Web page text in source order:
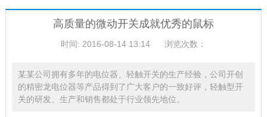
高质量的微动开关成就优秀的鼠标
时间: 2016-08-14 13:14 浏览次数：
某某公司拥有多年的电位器、轻触开关的生产经验，公司开创
的精密龙电位器等产品得到了广大客户的一致好评，轻触型开
关的研发、生产和销售都处于行业领先地位。